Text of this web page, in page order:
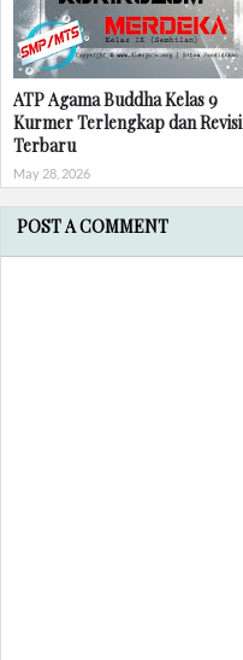
ATP Agama Buddha Kelas 9
Kurmer Terlengkap dan Revisi
Terbaru
May 28, 2026
POST A COMMENT